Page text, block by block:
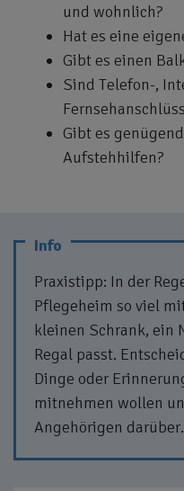
und wohnlich?
Hat es eine
Gibt es einen
Sind Telefon-,
Gibt es
Aufstehhilfen?
Praxistipp: In der
Pflegeheim so viel
kleinen Schrank, ein
Regal passt.
Dinge oder
mitnehmen wollen
Angehörigen darüber.